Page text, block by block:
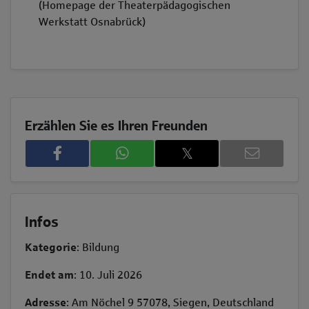
(Homepage der Theaterpädagogischen
Werkstatt Osnabrück)
Erzählen Sie es Ihren Freunden
𝕏
Infos
Kategorie: Bildung
Endet am: 10. Juli 2026
Adresse: Am Nöchel 9 57078, Siegen, Deutschland